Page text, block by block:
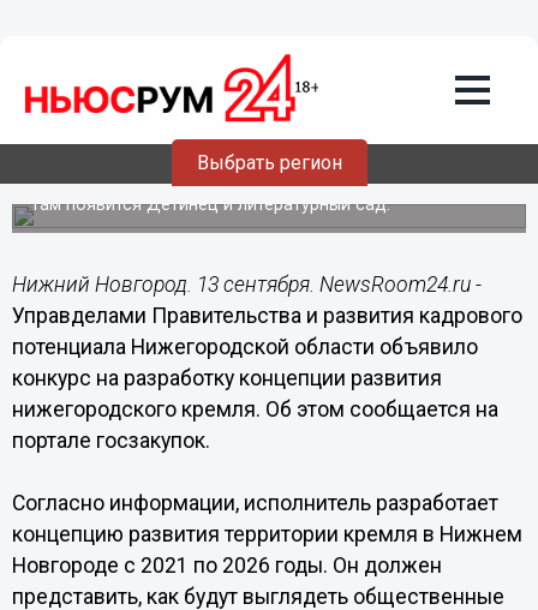
Выбрать регион
Концепция развития нижегородского
кремля обойдется почти в 15 млн
Там появится Детинец и литературный сад.
Нижний Новгород. 13 сентября. NewsRoom24.ru -
Управделами Правительства и развития кадрового
потенциала Нижегородской области объявило
конкурс на разработку концепции развития
нижегородского кремля. Об этом сообщается на
портале госзакупок.
Согласно информации, исполнитель разработает
концепцию развития территории кремля в Нижнем
Новгороде с 2021 по 2026 годы. Он должен
представить, как будут выглядеть общественные